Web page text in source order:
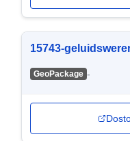
15743-
GeoPackage -